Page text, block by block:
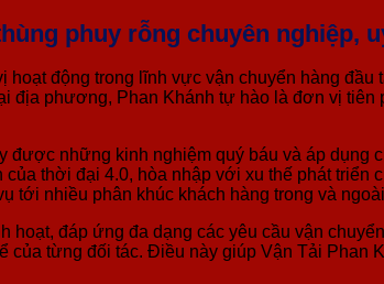
phuy rỗng chuyên nghiệp,
động trong lĩnh vực vận chuyển hàng
địa phương, Phan Khánh tự hào là đơn vị tiên
những kinh nghiệm quý báu và áp dụng
thời đại 4.0, hòa nhập với xu thế phát triển
tới nhiều phân khúc khách hàng trong và
hoạt, đáp ứng đa dạng các yêu cầu vận
của từng đối tác. Điều này giúp Vận Tải